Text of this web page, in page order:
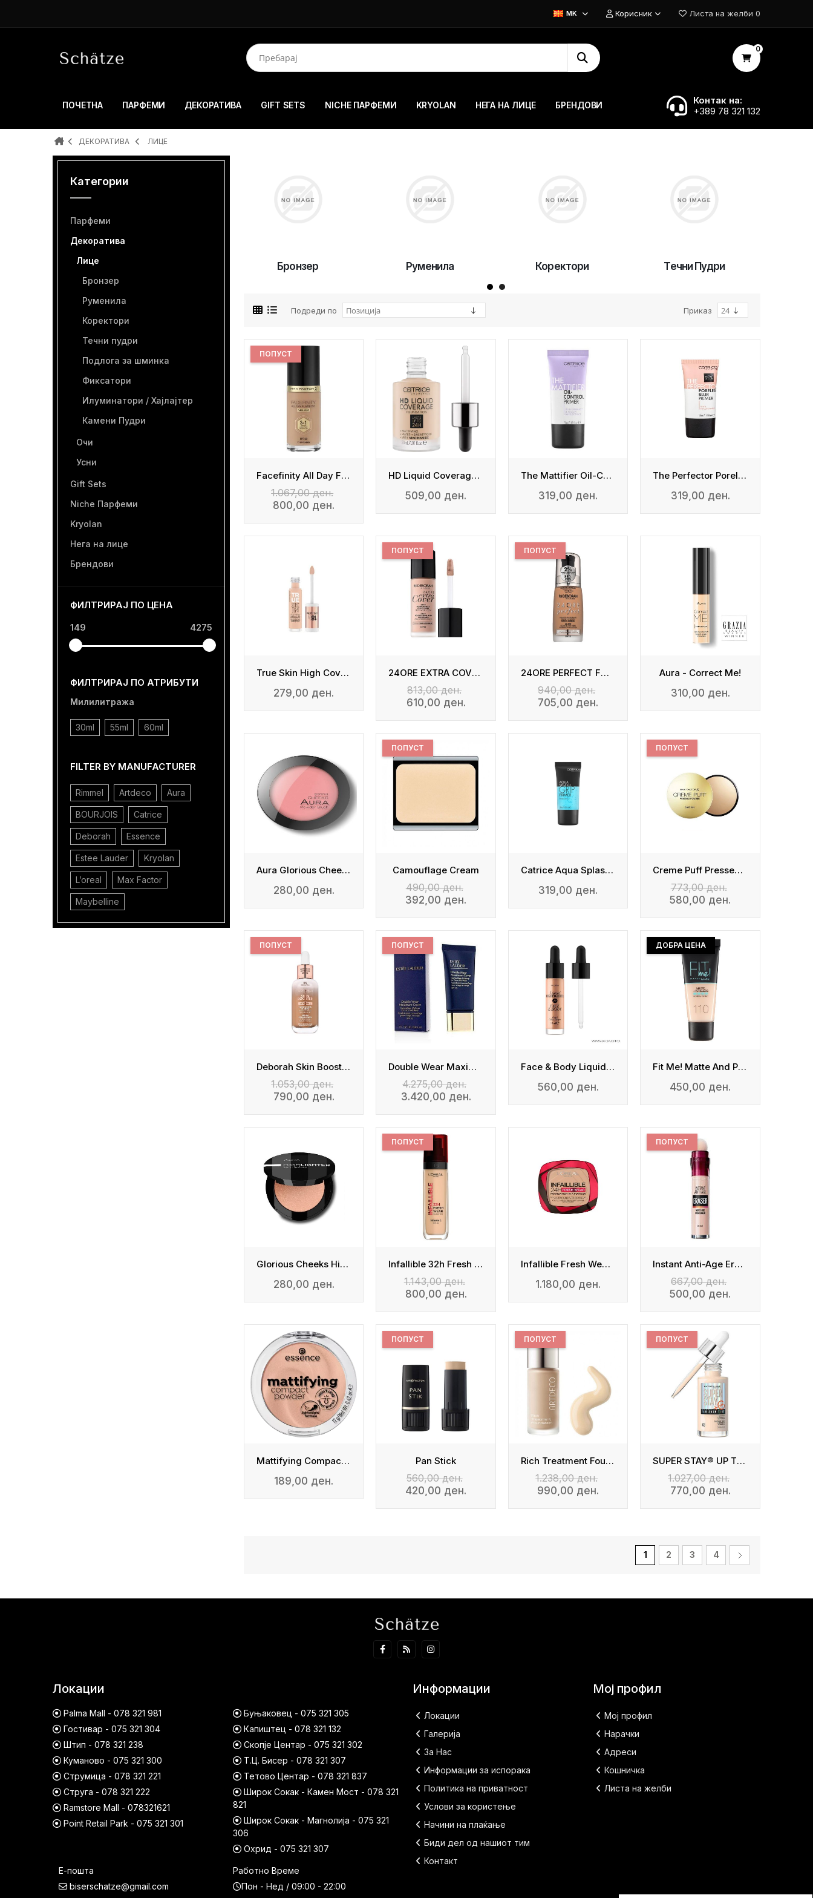
MK Корисник Листа на желби 0
0
ПОЧЕТНА ПАРФЕМИ ДЕКОРАТИВА GIFT SETS NICHE ПАРФЕМИ KRYOLAN НЕГА НА ЛИЦЕ БРЕНДОВИ
Контак на:
+389 78 321 132
ДЕКОРАТИВА ЛИЦЕ
Категории
Парфеми
Декоратива
Лице
Бронзер
Руменила
Коректори
Течни пудри
Подлога за шминка
Фиксатори
Илуминатори / Хајлајтер
Камени Пудри
Очи
Усни
Gift Sets
Niche Парфеми
Kryolan
Нега на лице
Брендови
ФИЛТРИРАЈ ПО ЦЕНА
149
4275
ФИЛТРИРАЈ ПО АТРИБУТИ
Милилитража
30ml 55ml 60ml
FILTER BY MANUFACTURER
Rimmel Artdeco Aura
BOURJOIS Catrice
Deborah Essence
Estee Lauder Kryolan
L’oreal Max Factor
Maybelline
/ Хајлајтер Бронзер Руменила Коректори Течни Пудри
Подреди по Приказ
Facefinity All Day Flawless Foundation
ПОПУСТ
1.067,00 ден.
800,00 ден.
HD Liquid Coverage Foundation
509,00 ден.
The Mattifier Oil-Control Primer
319,00 ден.
The Perfector Poreless Blur Primer
319,00 ден.
True Skin High Cover Concealer
279,00 ден.
24ORE EXTRA COVER FOUNDATION
ПОПУСТ
813,00 ден.
610,00 ден.
24ORE PERFECT FOUNDATION WITH HYALURONIC ACID
ПОПУСТ
940,00 ден.
705,00 ден.
Aura - Correct Me!
310,00 ден.
Aura Glorious Cheeks
280,00 ден.
Camouflage Cream
ПОПУСТ
490,00 ден.
392,00 ден.
Catrice Aqua Splash Grip Primer
319,00 ден.
Creme Puff Pressed Powder
ПОПУСТ
773,00 ден.
580,00 ден.
Deborah Skin Booster Serum Fondation
ПОПУСТ
1.053,00 ден.
790,00 ден.
Double Wear Maximum Cover Camouflage Foundation
ПОПУСТ
4.275,00 ден.
3.420,00 ден.
Face & Body Liquid Highlighter
560,00 ден.
Fit Me! Matte And Poreless Foundation
ДОБРА ЦЕНА
450,00 ден.
Glorious Cheeks Highlighter
280,00 ден.
Infallible 32h Fresh Wear
ПОПУСТ
1.143,00 ден.
800,00 ден.
Infallible Fresh Wear Foundation In A Powder
1.180,00 ден.
Instant Anti-Age Eraser
ПОПУСТ
667,00 ден.
500,00 ден.
Mattifying Compact Powder
189,00 ден.
Pan Stick
ПОПУСТ
560,00 ден.
420,00 ден.
Rich Treatment Foundation
ПОПУСТ
1.238,00 ден.
990,00 ден.
SUPER STAY® UP TO 24hr SKIN TINT (with Vitamin C)
ПОПУСТ
1.027,00 ден.
770,00 ден.
1 2 3 4
Локации
Palma Mall - 078 321 981
Гостивар - 075 321 304
Штип - 078 321 238
Куманово - 075 321 300
Струмица - 078 321 221
Струга - 078 321 222
Ramstore Mall - 078321621
Point Retail Park - 075 321 301
Буњаковец - 075 321 305
Капиштец - 078 321 132
Скопје Центар - 075 321 302
Т.Ц. Бисер - 078 321 307
Тетово Центар - 078 321 837
Широк Сокак - Камен Мост - 078 321
821
Широк Сокак - Магнолија - 075 321
306
Охрид - 075 321 307
Е-пошта
biserschatze@gmail.com
Работно Време
Пон - Нед / 09:00 - 22:00
Информации
Локации
Галерија
За Нас
Информации за испорака
Политика на приватност
Услови за користење
Начини на плаќање
Биди дел од нашиот тим
Контакт
Мој профил
Мој профил
Нарачки
Адреси
Кошничка
Листа на желби